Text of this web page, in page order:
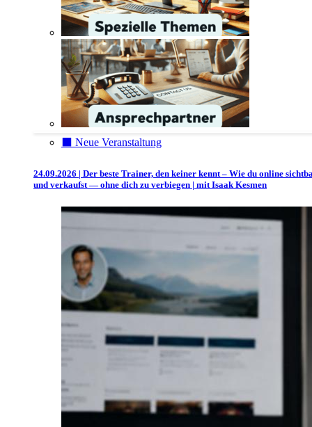
⬛️ Neue Veranstaltung
24.09.2026 | Der beste Trainer, den keiner kennt – Wie du online
und verkaufst — ohne dich zu verbiegen | mit Isaak Kesmen